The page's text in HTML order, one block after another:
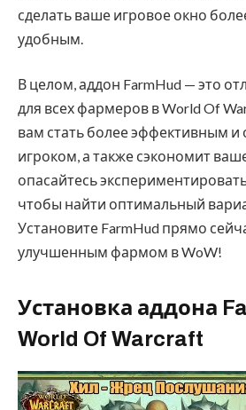
сделать ваше игровое окно
удобным.
В целом, аддон FarmHud — это
для всех фармеров в World Of
вам стать более эффективным
игроком, а также сэкономит
опасайтесь
чтобы найти оптимальный
Установите FarmHud прямо
улучшенным фармом в WoW!
Установка аддона
World Of Warcraft